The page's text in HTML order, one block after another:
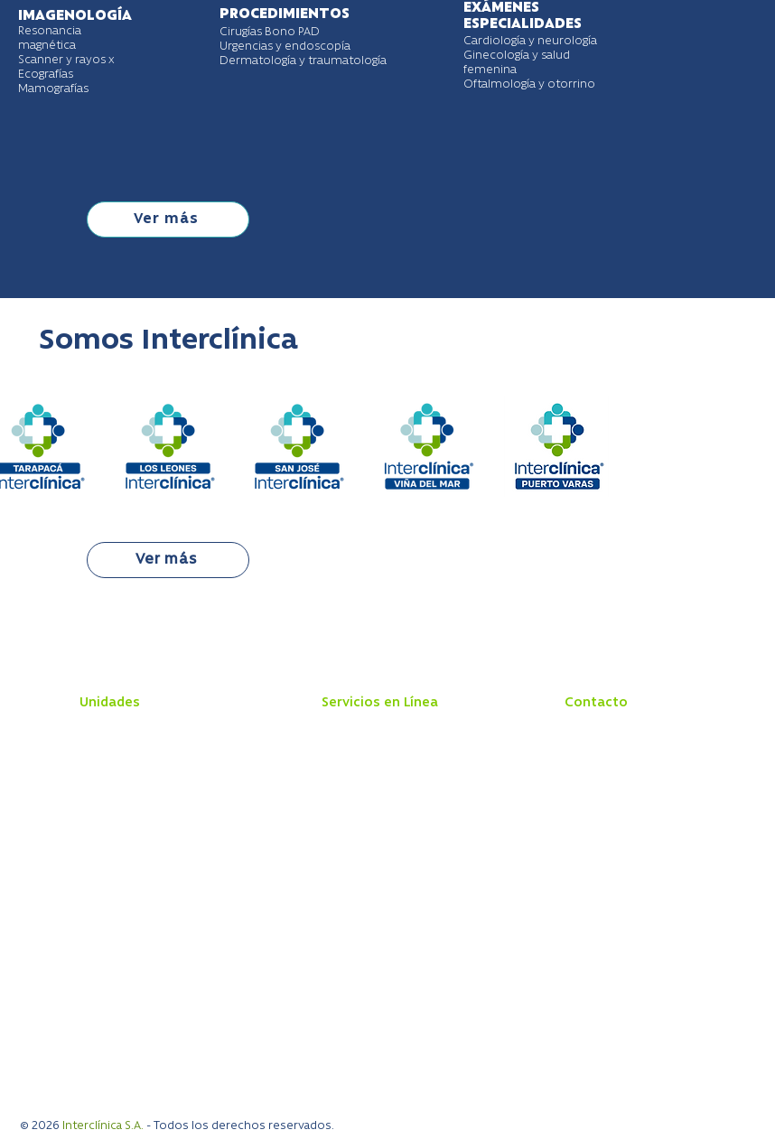
IMAGENOLOGÍA
Resonancia
magnética
Scanner y rayos x
Ecografías
Mamografías
PROCEDIMIENTOS
Cirugías Bono PAD
Urgencias y endoscopía
Dermatología y traumatología
EXÁMENES
ESPECIALIDADES
Cardiología y neurología
Ginecología y salud
femenina
Oftalmología y otorrino
Ver más
Somos Interclínica
Ver más
Unidades Servicios en Línea Contacto
© 2026 Interclínica S.A. - Todos los derechos reservados.